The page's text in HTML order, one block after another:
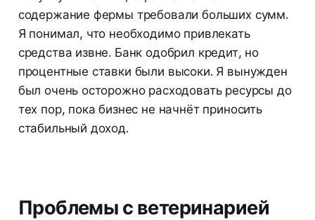
содержание фермы требовали больших сумм.
Я понимал, что необходимо привлекать
средства извне. Банк одобрил кредит, но
процентные ставки были высоки. Я вынужден
был очень осторожно расходовать ресурсы до
тех пор, пока бизнес не начнёт приносить
стабильный доход.
Проблемы с ветеринарией